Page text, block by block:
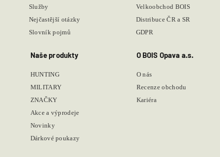
Služby
Nejčastější otázky
Slovník pojmů
Velkoobchod BOIS
Distribuce ČR a SR
GDPR
Naše produkty
HUNTING
MILITARY
ZNAČKY
Akce a výprodeje
Novinky
Dárkové poukazy
O BOIS Opava a.s.
O nás
Recenze obchodu
Kariéra